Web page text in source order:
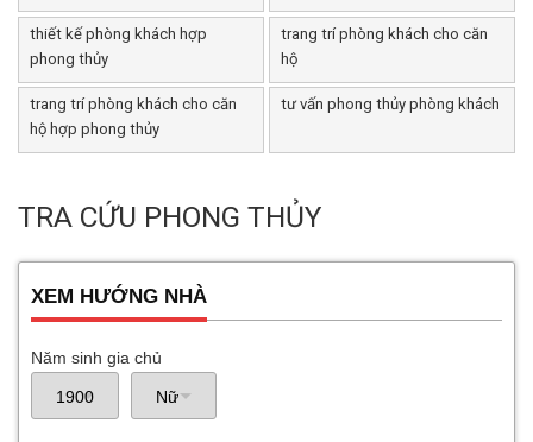
thiết kế phòng khách hợp
phong thủy
trang trí phòng khách cho căn
hộ
trang trí phòng khách cho căn
hộ hợp phong thủy
tư vấn phong thủy phòng khách
TRA CỨU PHONG THỦY
XEM HƯỚNG NHÀ
Năm sinh gia chủ